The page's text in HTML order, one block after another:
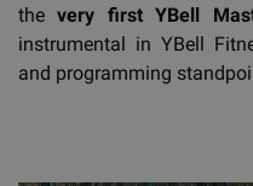
thevery first YBell
instrumental in YBell
and programming